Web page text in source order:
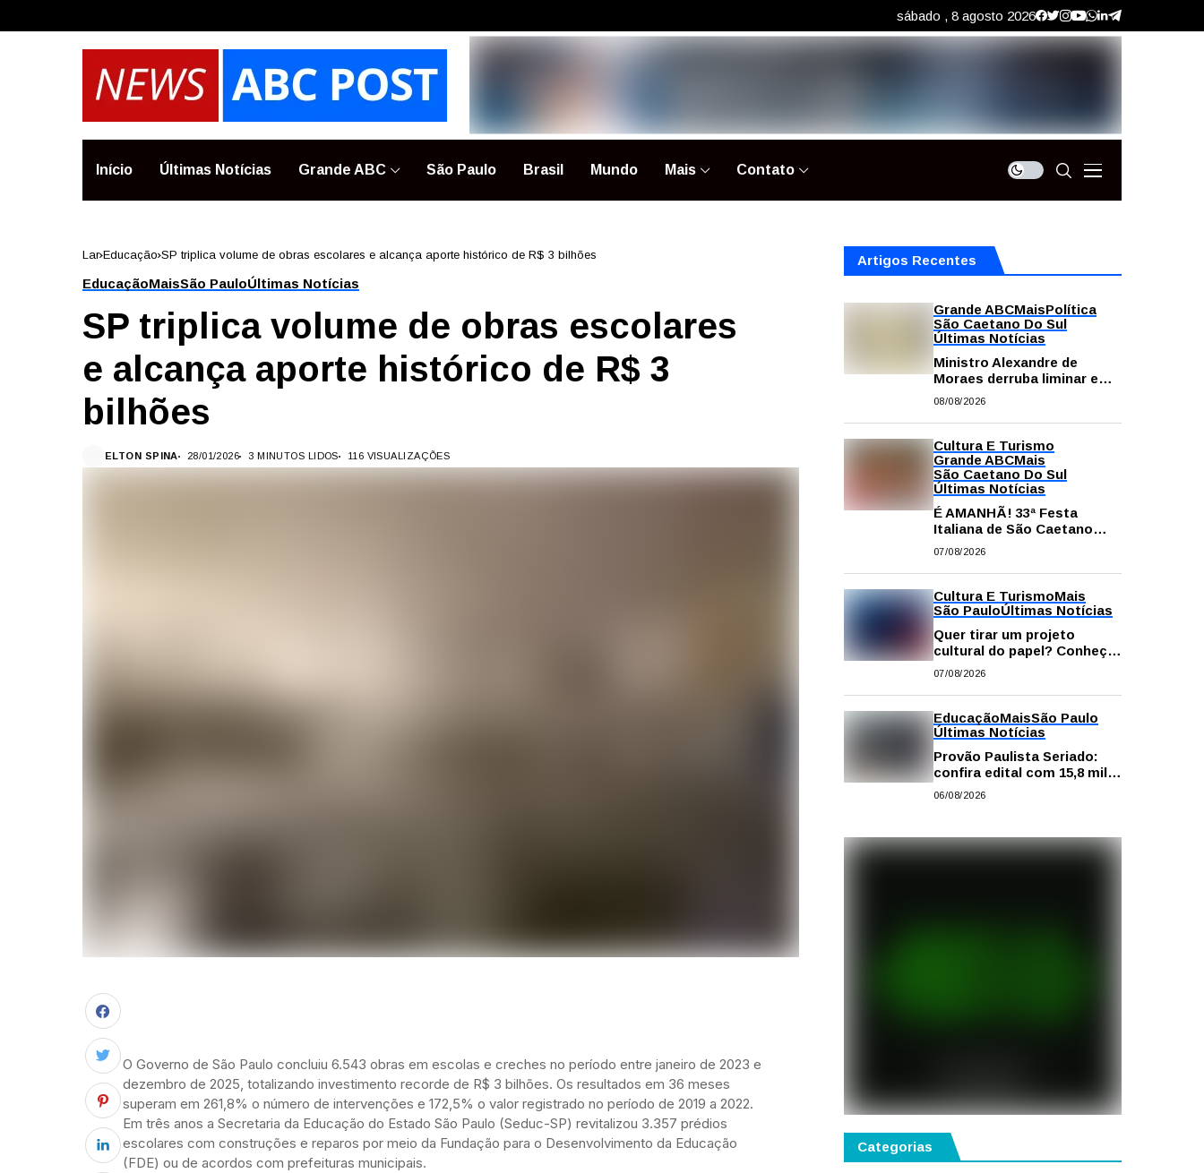
sábado , 8 agosto 2026
Início Últimas Notícias Grande ABC São Paulo Brasil Mundo Mais Contato
Lar Educação SP triplica volume de obras escolares e alcança aporte histórico de R$ 3 bilhões
EducaçãoMaisSão PauloÚltimas Notícias
SP triplica volume de obras escolares
e alcança aporte histórico de R$ 3
bilhões
ELTON SPINA 28/01/2026 3 MINUTOS LIDOS 116 VISUALIZAÇÕES
O Governo de São Paulo concluiu 6.543 obras em escolas e creches no período entre janeiro de 2023 e
dezembro de 2025, totalizando investimento recorde de R$ 3 bilhões. Os resultados em 36 meses
superam em 261,8% o número de intervenções e 172,5% o valor registrado no período de 2019 a 2022.
Em três anos a Secretaria da Educação do Estado São Paulo (Seduc-SP) revitalizou 3.357 prédios
escolares com construções e reparos por meio da Fundação para o Desenvolvimento da Educação
(FDE) ou de acordos com prefeituras municipais.
Artigos Recentes
Grande ABCMaisPolítica
São Caetano Do Sul
Últimas Notícias
Ministro Alexandre de
Moraes derruba liminar e
restabelece andamento de
contra vereador Matheus
Gianello
08/08/2026
Cultura E Turismo
Grande ABCMais
São Caetano Do Sul
Últimas Notícias
É AMANHÃ! 33ª Festa
Italiana de São Caetano
começa neste sábado com
solidariedade
07/08/2026
Cultura E TurismoMais
São PauloÚltimas Notícias
Quer tirar um projeto
cultural do papel? Conheça
os principais editais
07/08/2026
EducaçãoMaisSão Paulo
Últimas Notícias
Provão Paulista Seriado:
confira edital com 15,8 mil
vagas para ensino superior
06/08/2026
Categorias